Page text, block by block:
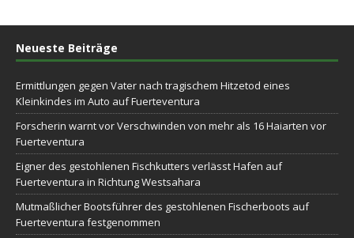
Neueste Beiträge
Ermittlungen gegen Vater nach tragischem Hitzetod eines
Kleinkindes im Auto auf Fuerteventura
Forscherin warnt vor Verschwinden von mehr als 16 Haiarten vor
Fuerteventura
Eigner des gestohlenen Fischkutters verlässt Hafen auf
Fuerteventura in Richtung Westsahara
Mutmaßlicher Bootsführer des gestohlenen Fischerboots auf
Fuerteventura festgenommen